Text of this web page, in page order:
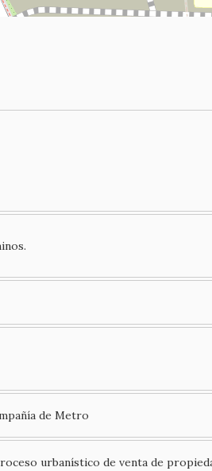
de Metro
urbanístico de venta de